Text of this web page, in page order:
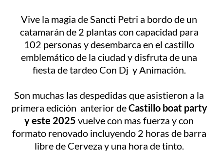
Vive la magia de Sancti Petri a bordo de un
catamarán de 2 plantas con capacidad para
102 personas y desembarca en el castillo
emblemático de la ciudad y disfruta de una
fiesta de tardeo Con Dj y Animación.
Son muchas las despedidas que asistieron a la
primera edición anterior deCastillo boat party
y este 2025 vuelve con mas fuerza y con
formato renovado incluyendo 2 horas de barra
libre de Cerveza y una hora de tinto.